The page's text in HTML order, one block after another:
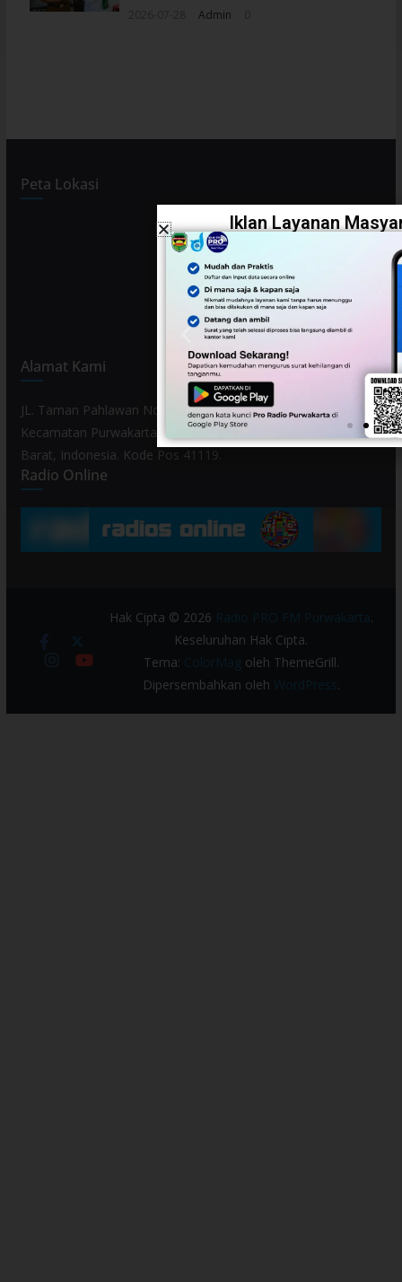
Admin
Peta Lokasi
Alamat Kami
JL. Taman Pahlawan No. 80, Kelurahan Purwamekar,
Kecamatan Purwakarta, Kabupaten Purwakarta, Provinsi Jawa
Barat, Indonesia. Kode Pos 41119.
Radio Online
Hak Cipta © 2026 Radio PRO FM Purwakarta.
Keseluruhan Hak Cipta.
Tema: ColorMagoleh ThemeGrill.
Dipersembahkan oleh WordPress .
Iklan Layanan